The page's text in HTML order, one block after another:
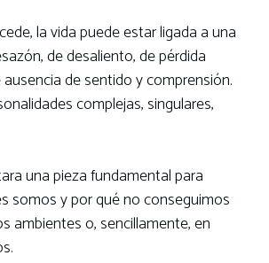
la vida puede estar ligada a una
de desaliento, de pérdida
de sentido y comprensión.
complejas, singulares,
una pieza fundamental para
somos y por qué no conseguimos
ambientes o, sencillamente, en